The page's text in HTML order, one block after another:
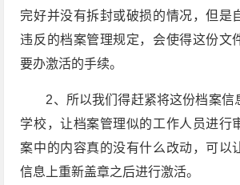
完好并没有拆封或破损的情况，但是
违反的档案管理规定，会使得这份文
要办激活的手续。
2、所以我们得赶紧将这份档案信
学校，让档案管理似的工作人员进行
案中的内容真的没有什么改动，可以
信息上重新盖章之后进行激活。